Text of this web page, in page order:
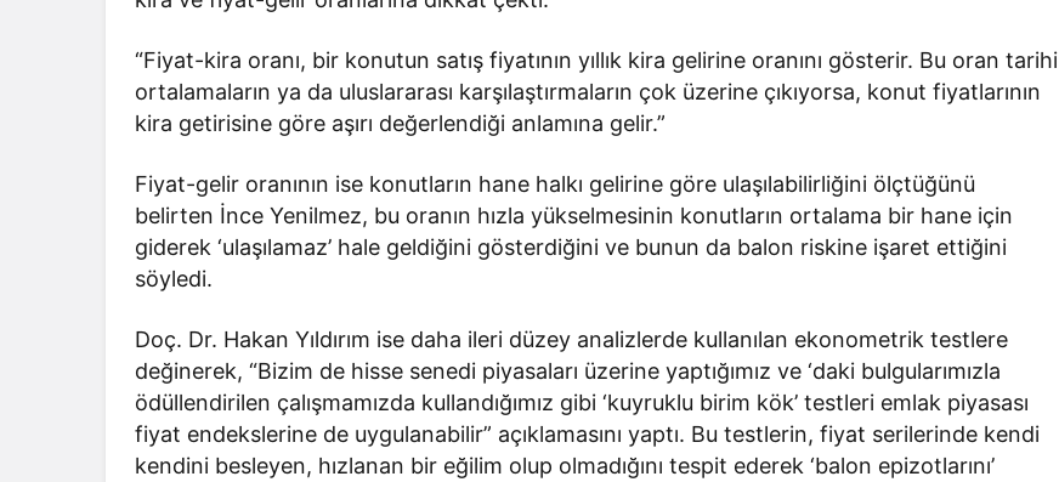
“Fiyat-kira oranı, bir konutun satış fiyatının yıllık kira gelirine oranını gösterir. Bu oran tarihi
ortalamaların ya da uluslararası karşılaştırmaların çok üzerine çıkıyorsa, konut fiyatlarının
kira getirisine göre aşırı değerlendiği anlamına gelir.”
Fiyat-gelir oranının ise konutların hane halkı gelirine göre ulaşılabilirliğini ölçtüğünü
belirten İnce Yenilmez, bu oranın hızla yükselmesinin konutların ortalama bir hane için
giderek ‘ulaşılamaz’ hale geldiğini gösterdiğini ve bunun da balon riskine işaret ettiğini
söyledi.
Doç. Dr. Hakan Yıldırım ise daha ileri düzey analizlerde kullanılan ekonometrik testlere
değinerek, “Bizim de hisse senedi piyasaları üzerine yaptığımız ve ‘daki bulgularımızla
ödüllendirilen çalışmamızda kullandığımız gibi ‘kuyruklu birim kök’ testleri emlak piyasası
fiyat endekslerine de uygulanabilir” açıklamasını yaptı. Bu testlerin, fiyat serilerinde kendi
kendini besleyen, hızlanan bir eğilim olup olmadığını tespit ederek ‘balon epizotlarını’